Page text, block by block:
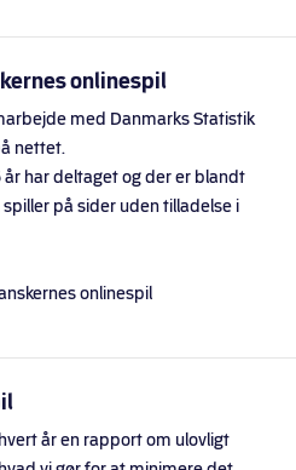
onlinespil
med Danmarks Statistik
nettet.
år har deltaget og der er blandt
på sider uden tilladelse i
onlinespil
år en rapport om ulovligt